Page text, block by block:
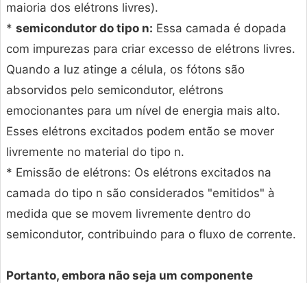
maioria dos elétrons livres).
* semicondutor do tipo n: Essa camada é dopada
com impurezas para criar excesso de elétrons livres.
Quando a luz atinge a célula, os fótons são
absorvidos pelo semicondutor, elétrons
emocionantes para um nível de energia mais alto.
Esses elétrons excitados podem então se mover
livremente no material do tipo n.
* Emissão de elétrons: Os elétrons excitados na
camada do tipo n são considerados "emitidos" à
medida que se movem livremente dentro do
semicondutor, contribuindo para o fluxo de corrente.
Portanto, embora não seja um componente